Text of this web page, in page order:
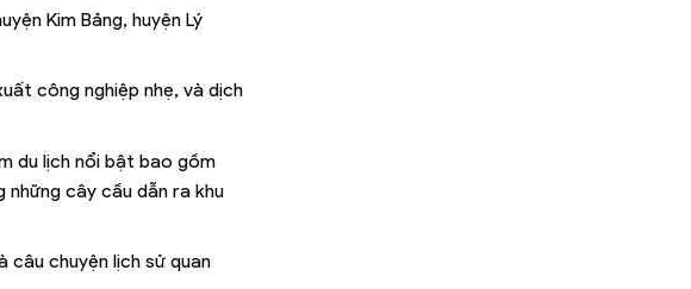
Kim Bảng, huyện Lý
công nghiệp nhẹ, và dịch
du lịch nổi bật bao gồm
những cây cầu dẫn ra khu
câu chuyện lịch sử quan